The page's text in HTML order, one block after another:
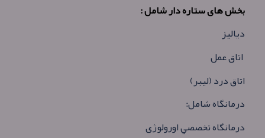
بخش های ستاره دار شامل:
دیالیز
اتاق عمل
اتاق درد (لیبر(
درمانگاه شامل:
درمانگاه تخصصي اورولوژی